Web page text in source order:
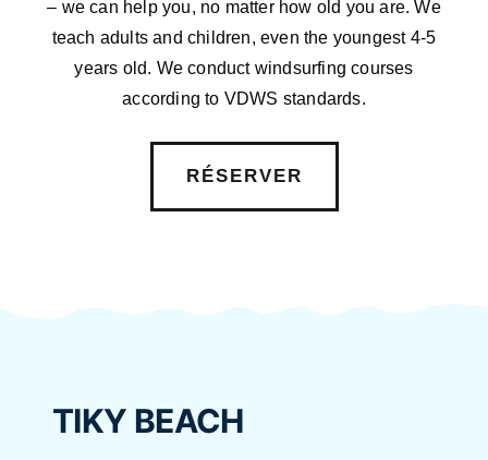
– we can help you, no matter how old you are. We
teach adults and children, even the youngest 4-5
years old. We conduct windsurfing courses
according to VDWS standards.
RÉSERVER
TIKY BEACH